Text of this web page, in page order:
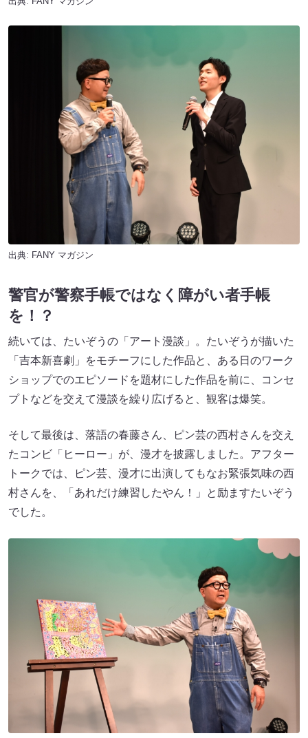
出典: FANY マガジン
警官が警察手帳ではなく障がい者手帳
を！？
続いては、たいぞうの「アート漫談」。たいぞうが描いた
「吉本新喜劇」をモチーフにした作品と、ある日のワーク
ショップでのエピソードを題材にした作品を前に、コンセ
プトなどを交えて漫談を繰り広げると、観客は爆笑。
そして最後は、落語の春藤さん、ピン芸の西村さんを交え
たコンビ「ヒーロー」が、漫才を披露しました。アフター
トークでは、ピン芸、漫才に出演してもなお緊張気味の西
村さんを、「あれだけ練習したやん！」と励ますたいぞう
でした。